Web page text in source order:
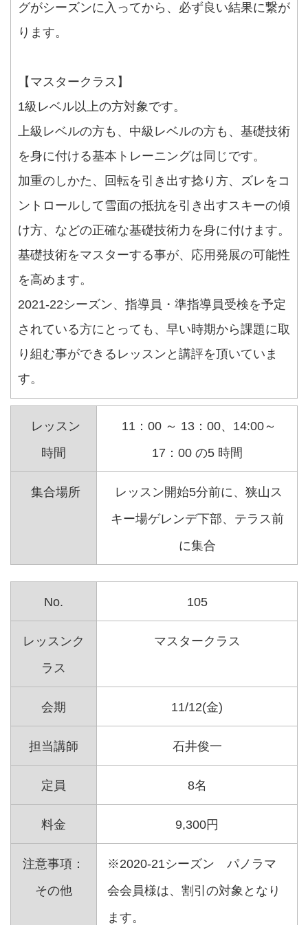
グがシーズンに入ってから、必ず良い結果に繋が
ります。
【マスタークラス】
1級レベル以上の方対象です。
上級レベルの方も、中級レベルの方も、基礎技術
を身に付ける基本トレーニングは同じです。
加重のしかた、回転を引き出す捻り方、ズレをコ
ントロールして雪面の抵抗を引き出すスキーの傾
け方、などの正確な基礎技術力を身に付けます。
基礎技術をマスターする事が、応用発展の可能性
を高めます。
2021-22シーズン、指導員・準指導員受検を予定
されている方にとっても、早い時期から課題に取
り組む事ができるレッスンと講評を頂いていま
す。
レッスン
時間
11：00 ～ 13：00、14:00～
17：00 の5 時間
集合場所
レッスン開始5分前に、狭山ス
キー場ゲレンデ下部、テラス前
に集合
No. 105
レッスンク
ラス
マスタークラス
会期 11/12(金)
担当講師 石井俊一
定員 8名
料金 9,300円
注意事項：
その他
※2020-21シーズン パノラマ
会会員様は、割引の対象となり
ます。